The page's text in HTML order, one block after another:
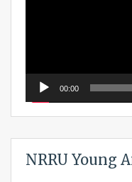
00:00
NRRU Young